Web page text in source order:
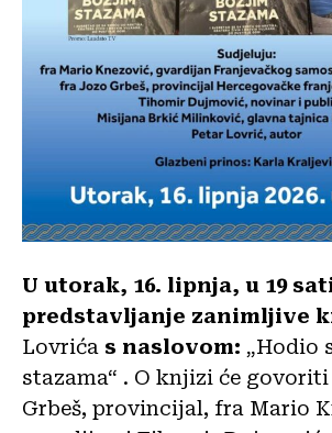
U utorak, 16. lipnja, u 19
predstavljanje zanimljive
Lovrića s naslovom: „Hodio
stazama“ . O knjizi će
Grbeš, provincijal, fra Mario